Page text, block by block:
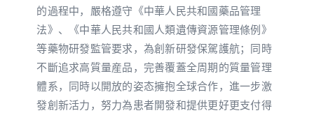
的過程中，嚴格遵守《中華人民共和國藥品管理
法》、《中華人民共和國人類遺傳資源管理條例》
等藥物研發監管要求，為創新研發保駕護航；同時
不斷追求高質量産品，完善覆蓋全周期的質量管理
體系，同時以開放的姿态擁抱全球合作，進一步激
發創新活力，努力為患者開發和提供更好更支付得